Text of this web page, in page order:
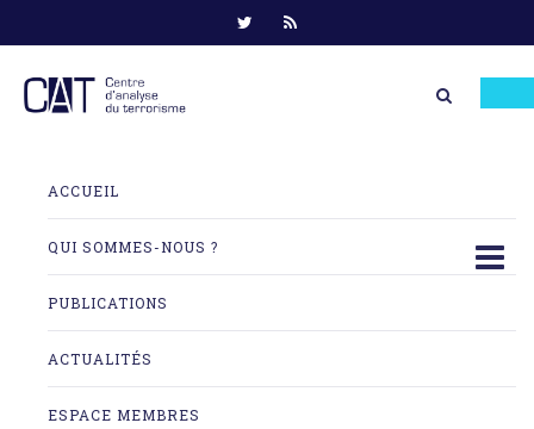
content
ACCUEIL
QUI SOMMES-NOUS ?
PUBLICATIONS
ACTUALITÉS
ESPACE MEMBRES